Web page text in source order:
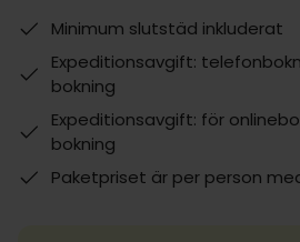
Minimum slutstäd inkluderat
Expeditionsavgift:
bokning
Expeditionsavgift: för
bokning
Paketpriset är per person